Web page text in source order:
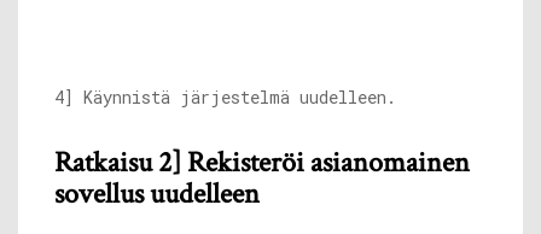
4] Käynnistä järjestelmä uudelleen.
Ratkaisu 2] Rekisteröi asianomainen
sovellus uudelleen